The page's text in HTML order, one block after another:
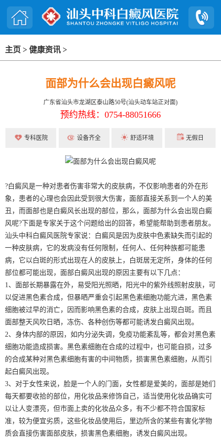
主页 > 健康资讯 >
面部为什么会出现白癜风呢
广东省汕头市龙湖区泰山路50号(汕头动车站正对面)
预约热线：0754-88051666
专科医院 设备齐全 舒适环境 无假日
?白癜风是一种对患者伤害非常大的皮肤病，不仅影响患者的外在形
象，患者的心理也会因此受到很大伤害，面部直接关系到一个人的美
丑，而面部也是白癜风长出现的部位，那么，面部为什么会出现白癜
风呢?下面是专家关于这个问题给出的回答，希望能帮助到患者朋友。
汕头中科白癜风医院专家说：白癜风是因为皮肤中色素缺失而引起的
一种皮肤病，它的发病没有任何限制，任何人、任何种族都可能患
病，它以白斑的形式出现在人的皮肤上，白斑居无定所，身体的任何
部位都可能出现，面部白癜风出现的原因主要有以下几点：
1、面部长期暴露在外，易受阳光照晒，阳光中的紫外线照射皮肤，可
以促进黑色素合成，但暴晒严重会引起黑色素细胞功能亢进，黑色素
细胞被过早的消亡，因而影响黑色素的合成，皮肤上出现白斑。而且
面部整天风吹日晒，冻伤、各种创伤等都可能诱发白癜风出现。
2、身体内部的原因，如内分泌失调，免疫功能紊乱等，都会对黑色素
细胞功能造成损害。黑色素细胞在合成的过程中，也可能自损，过多
的合成某种对黑色素细胞有害的中间物质，损害黑色素细胞，从而引
起白癜风出现。
3、对于女性来说，脸是一个人的门面，女性都是爱美的，面部是她们
每天都要收拾的部位，用化妆品来修饰自己，适当使用化妆品确实可
以让人变漂亮，但市面上卖的化妆品众多，有不少都不符合国家标
准，较为便宜劣质，这些化妆品使用后，里边所含的某些有害化学物
质会直接伤害面部皮肤，损害黑色素细胞，诱发白癜风出现。